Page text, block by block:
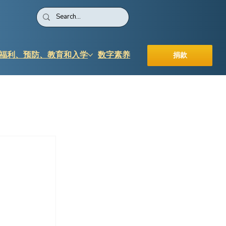
利、预防、教育和入学 数字素养 捐款